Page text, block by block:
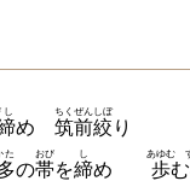
め 筑前絞
ちくぜんしぼ
り
た
の帯
おび
を締
し
め 歩
あゆむ
む